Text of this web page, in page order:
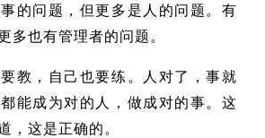
的问题，但更多是人的问题。有
多也有管理者的问题。
教，自己也要练。
人对了，事就
能成为对的人，做成对的事。这
，这是正确的。